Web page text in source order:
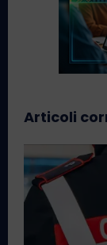
Articoli